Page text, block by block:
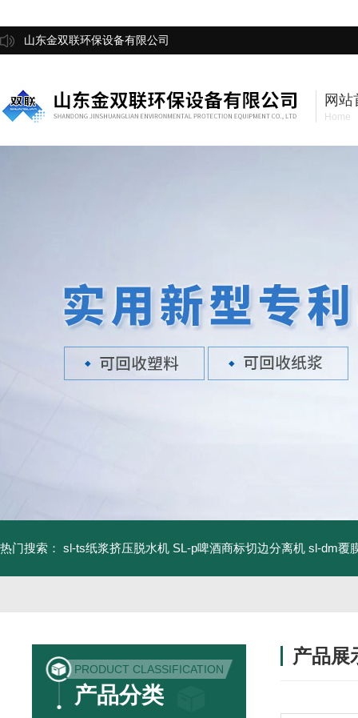
山东金双联环保设备有限公司
网站
Home
热门搜索： sl-ts纸浆挤压脱水机 SL-p啤酒商标切边分离机 sl-dm覆
PRODUCT CLASSIFICATION
产品分类
产品展